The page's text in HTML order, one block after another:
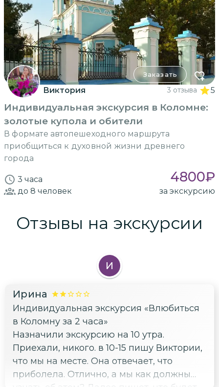
Заказать
Виктория 3 отзыва 5
Индивидуальная экскурсия в Коломне:
золотые купола и обители
В формате автопешеходного маршрута
приобщиться к духовной жизни древнего
города
3 часа 4800₽
до 8 человек за экскурсию
Отзывы на экскурсии
И
Ирина
Индивидуальная экскурсия «Влюбиться
в Коломну за 2 часа»
Назначили экскурсию на 10 утра.
Приехали, никого. в 10-15 пишу Виктории,
что мы на месте. Она отвечает, что
приболела. Отлично, а мы как должны